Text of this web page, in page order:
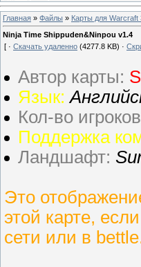
Главная » Файлы » Карты для Warcraft
Ninja Time Shippuden&Ninpou v1.4
[ · Скачать удаленно (4277.8 KB) ·
Автор карты:
Язык:
Кол-во
Поддержка
Ландшафт:
Это
этой карте,
сети или в